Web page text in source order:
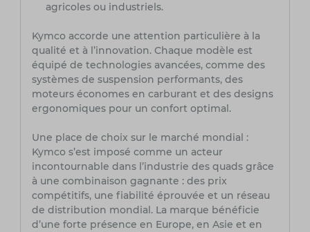
agricoles ou industriels.
Kymco accorde une attention particulière à la
qualité et à l’innovation. Chaque modèle est
équipé de technologies avancées, comme des
systèmes de suspension performants, des
moteurs économes en carburant et des designs
ergonomiques pour un confort optimal.
Une place de choix sur le marché mondial :
Kymco s’est imposé comme un acteur
incontournable dans l’industrie des quads grâce
à une combinaison gagnante : des prix
compétitifs, une fiabilité éprouvée et un réseau
de distribution mondial. La marque bénéficie
d’une forte présence en Europe, en Asie et en